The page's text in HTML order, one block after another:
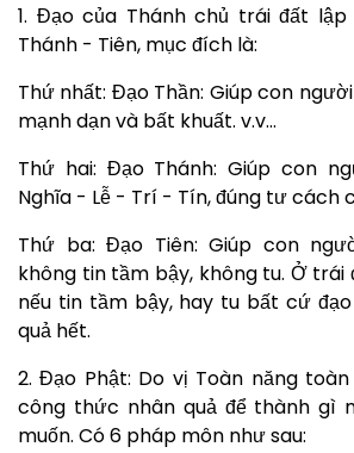
1. Đạo của Thánh chủ trái đất
Thánh - Tiên, mục đích là:
Thứ nhất: Đạo Thần: Giúp con
mạnh dạn và bất khuất. v.v…
Thứ hai: Đạo Thánh: Giúp con
Nghĩa - Lễ - Trí - Tín, đúng tư cách
Thứ ba: Đạo Tiên: Giúp con
không tin tầm bậy, không tu. Ở trái
nếu tin tầm bậy, hay tu bất cứ
quả hết.
2. Đạo Phật: Do vị Toàn năng
công thức nhân quả để thành gì
muốn. Có 6 pháp môn như sau: